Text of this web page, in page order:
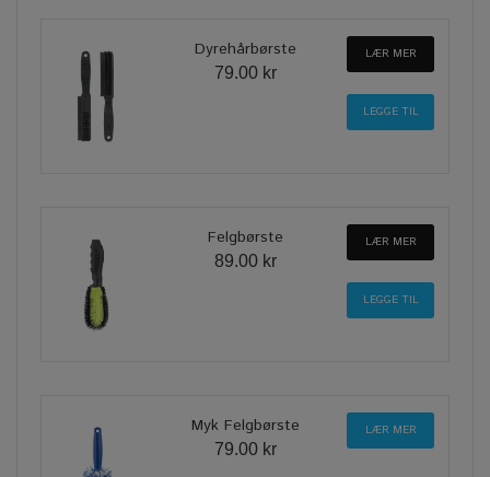
Dyrehårbørste
79.00 kr
LÆR MER
Felgbørste
89.00 kr
LÆR MER
Myk Felgbørste
79.00 kr
LÆR MER